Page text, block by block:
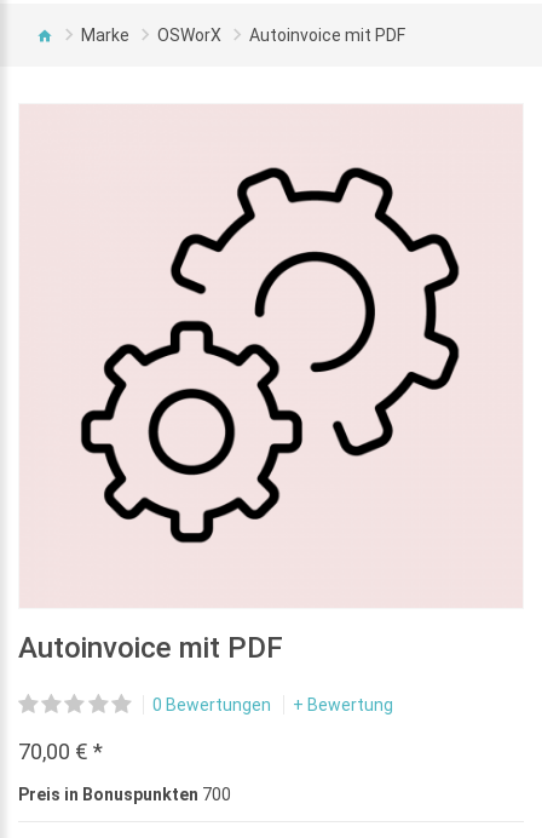
Marke OSWorX Autoinvoice mit PDF
Autoinvoice mit PDF
0 Bewertungen + Bewertung
70,00 € *
Preis in Bonuspunkten 700